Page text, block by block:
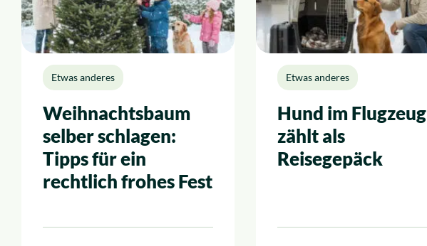
Etwas anderes
Weihnachtsbaum
selber schlagen:
Tipps für ein
rechtlich frohes Fest
Etwas anderes
Hund im Flugzeug
zählt als
Reisegepäck